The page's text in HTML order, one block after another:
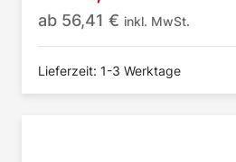
ab 56,41 € inkl. MwSt.
Lieferzeit: 1-3 Werktage